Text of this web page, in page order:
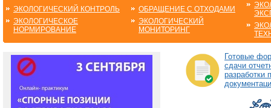
ЭКОЛОГИЧЕСКИЙ КОНТРОЛЬ
ЭКОЛОГИЧЕСКОЕ
НОРМИРОВАНИЕ
ОБРАЩЕНИЕ С ОТХОДАМИ
ЭКОЛОГИЧЕСКИЙ
МОНИТОРИНГ
Готовые
сдачи
разработки